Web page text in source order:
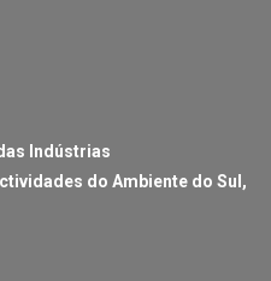
Indústrias
do Ambiente do Sul,